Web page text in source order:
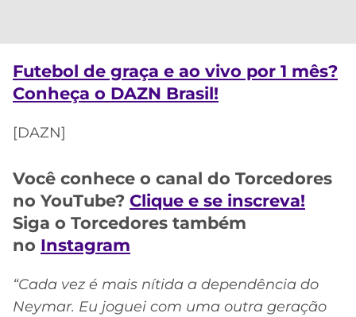
CASSINOS
2026
GRÊMIO
MG
CRUZEIRO
LALIGA
Futebol de graça e ao vivo por 1 mês?
Conheça o DAZN Brasil!
[DAZN]
Você conhece o canal do Torcedores
no YouTube? Clique e se inscreva!
Siga o Torcedores também
no Instagram
“Cada vez é mais nítida a dependência do
Neymar. Eu joguei com uma outra geração